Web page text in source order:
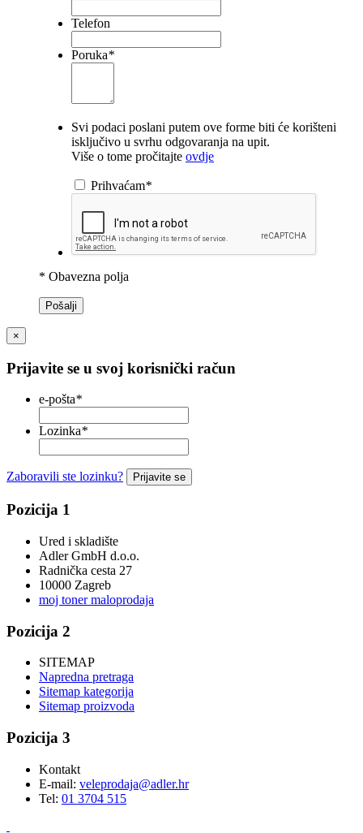
Telefon
Poruka*
Svi podaci poslani putem ove forme biti će korišteni
isključivo u svrhu odgovaranja na upit.
Više o tome pročitajte ovdje
Prihvaćam*
* Obavezna polja
Pošalji
×
Prijavite se u svoj korisnički račun
e-pošta*
Lozinka*
Zaboravili ste lozinku? Prijavite se
Pozicija 1
Ured i skladište
Adler GmbH d.o.o.
Radnička cesta 27
10000 Zagreb
moj toner maloprodaja
Pozicija 2
SITEMAP
Napredna pretraga
Sitemap kategorija
Sitemap proizvoda
Pozicija 3
Kontakt
E-mail: veleprodaja@adler.hr
Tel: 01 3704 515